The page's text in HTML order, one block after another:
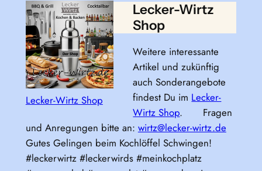
Lecker-Wirtz Shop
Lecker-Wirtz
Shop
Weitere interessante
Artikel und zukünftig
auch Sonderangebote
findest Du im Lecker-
Wirtz Shop. Fragen
und Anregungen bitte an: wirtz@lecker-wirtz.de
Gutes Gelingen beim Kochlöffel Schwingen!
#leckerwirtz #leckerwirds #meinkochplatz